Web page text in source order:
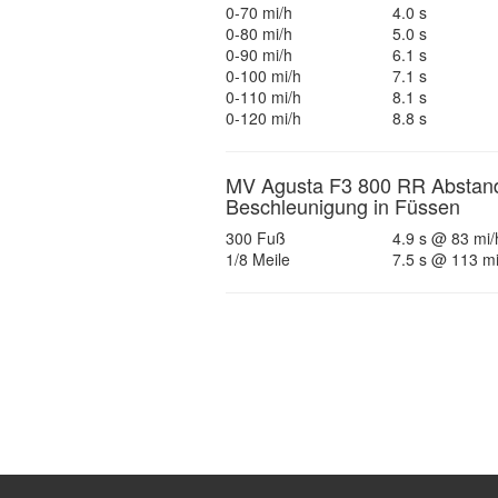
0-70 mi/h
4.0 s
0-80 mi/h
5.0 s
0-90 mi/h
6.1 s
0-100 mi/h
7.1 s
0-110 mi/h
8.1 s
0-120 mi/h
8.8 s
MV Agusta F3 800 RR
Beschleunigung in Füssen
300 Fuß
4.9 s @ 83 mi/
1/8 Meile
7.5 s @ 113